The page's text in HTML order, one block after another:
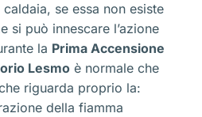
se essa non esiste
si può innescare l’azione
la Prima Accensione
Lesmo è normale che
riguarda proprio la:
della fiamma